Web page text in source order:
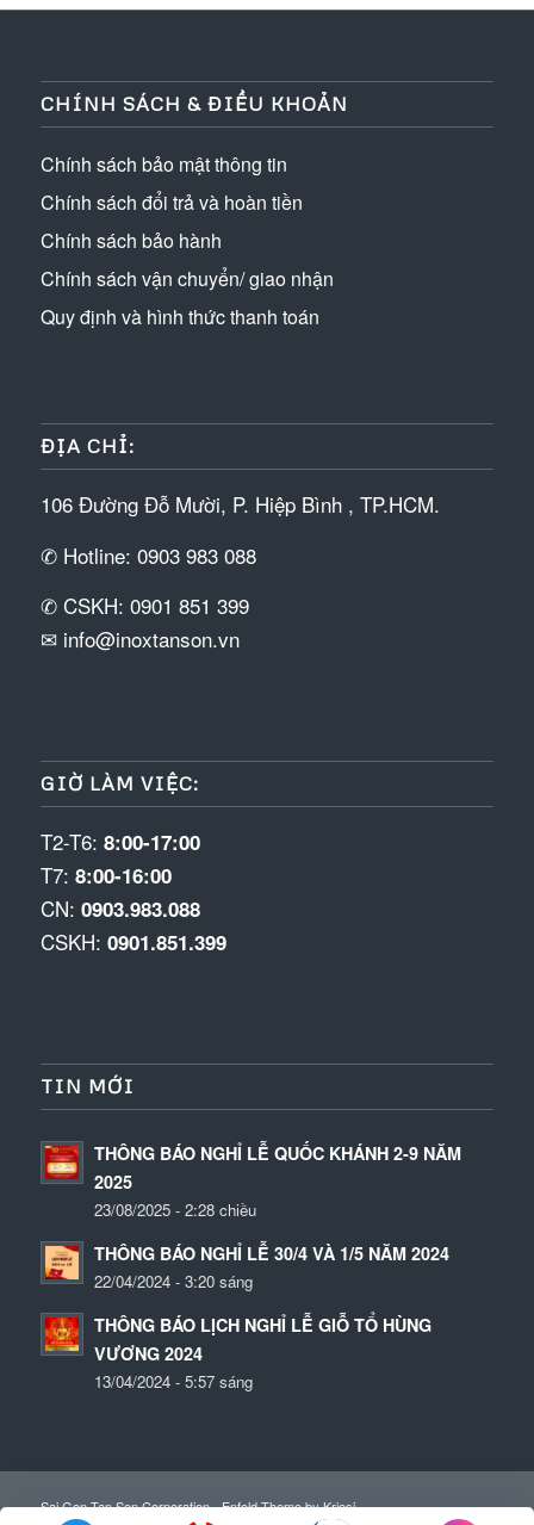
CHÍNH SÁCH & ĐIỀU KHOẢN
Chính sách bảo mật thông tin
Chính sách đổi trả và hoàn tiền
Chính sách bảo hành
Chính sách vận chuyển/ giao nhận
Quy định và hình thức thanh toán
ĐỊA CHỈ:
106 Đường Đỗ Mười, P. Hiệp Bình , TP.HCM.
✆ Hotline: 0903 983 088
✆ CSKH: 0901 851 399
✉ info@inoxtanson.vn
GIỜ LÀM VIỆC:
T2-T6: 8:00-17:00
T7: 8:00-16:00
CN: 0903.983.088
CSKH: 0901.851.399
TIN MỚI
THÔNG BÁO NGHỈ LỄ QUỐC KHÁNH 2-9 NĂM
2025
23/08/2025 - 2:28 chiều
THÔNG BÁO NGHỈ LỄ 30/4 VÀ 1/5 NĂM 2024
22/04/2024 - 3:20 sáng
THÔNG BÁO LỊCH NGHỈ LỄ GIỖ TỔ HÙNG
VƯƠNG 2024
13/04/2024 - 5:57 sáng
Sai Gon Tan Son Corporation -Enfold Theme by Kriesi